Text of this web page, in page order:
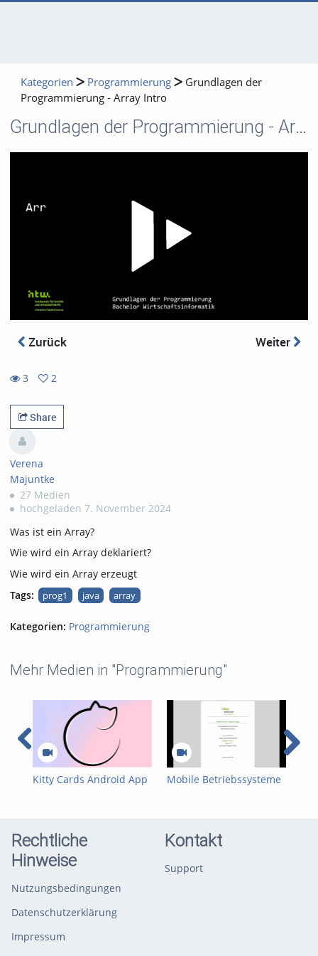
Kategorien Programmierung
Grundlagen der
Programmierung - Array Intro
Grundlagen der Programmierung - Array Intro
Zurück Weiter
3
views
2
favorites
Share
Verena
Majuntke
27 Medien
hochgeladen 7. November 2024
Was ist ein Array?
Wie wird ein Array deklariert?
Wie wird ein Array erzeugt
Tags:
prog1 java array
Kategorien: Programmierung
Mehr Medien in "Programmierung"
Kitty Cards Android App
Netzwerke - Sommer
2026
Mobile Betriebssysteme
Gehörtrainer
Rechtliche
Hinweise
Nutzungsbedingungen
Datenschutzerklärung
Impressum
Kontakt
Support